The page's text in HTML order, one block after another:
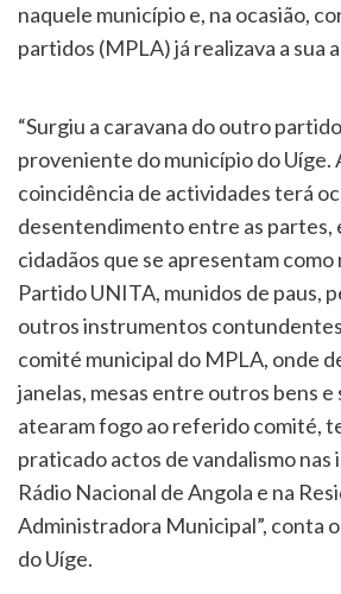
naquele município e, na ocasião,
partidos (MPLA) já realizava a sua
“Surgiu a caravana do outro
proveniente do município do Uíge.
coincidência de actividades terá
desentendimento entre as partes,
cidadãos que se apresentam
Partido UNITA, munidos de paus,
outros instrumentos
comité municipal do MPLA, onde
janelas, mesas entre outros bens
atearam fogo ao referido comité,
praticado actos de vandalismo nas
Rádio Nacional de Angola e na
Administradora Municipal”, conta
do Uíge.